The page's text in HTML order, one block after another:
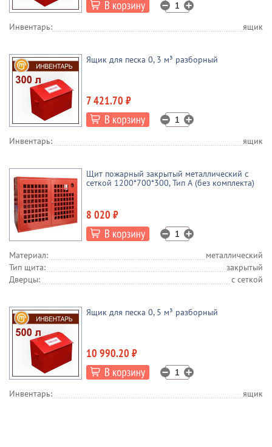
Инвентарь: ящик
Ящик для песка 0, 3 м³ разборный
7 421.70 ₽
Инвентарь: ящик
Щит пожарный закрытый металлический с
сеткой 1200*700*300, Тип А (без комплекта)
8 020 ₽
Материал:
металлический
Тип щита:
закрытый
Дверцы:
с сеткой
Ящик для песка 0, 5 м³ разборный
10 990.20 ₽
Инвентарь: ящик